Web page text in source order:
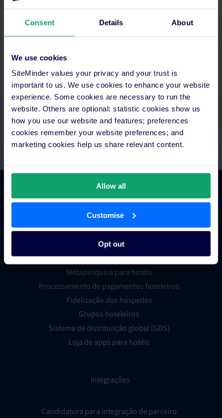
Consent Details About
We use cookies
SiteMinder values your privacy and your trust is
important to us. We use cookies to enhance your website
experience. Some cookies are necessary to run the
website. Others are optional: statistic cookies show us
how you use our website and features; preferences
cookies remember your website preferences; and
marketing cookies help us share relevant content.
Allow all
Customise
Opt out
Aceda a tudo num só lugar. Configure pagamentos
automatizados e integre com a sua tecnologia existente.
Equipas exclusivas de assistência e integração.
Comércio hoteleiro
Gestor de canais para hotéis
Sistema de reservas hoteleiras
Inteligência empresarial hoteleira
Metapesquisa para hotéis
Processamento de pagamentos hoteleiros
Fidelização dos hóspedes
Grupos hoteleiros
Sistema de distribuição global (GDS)
Loja de apps para hotéis
Integrações
Candidatura para integração de parceiro